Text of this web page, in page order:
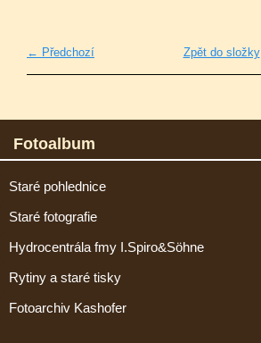
← Předchozí Zpět do složky
Fotoalbum
Staré pohlednice
Staré fotografie
Hydrocentrála fmy I.Spiro&Söhne
Rytiny a staré tisky
Fotoarchiv Kashofer